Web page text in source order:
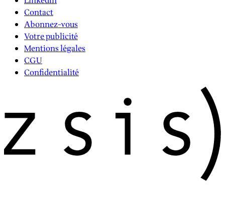
Contact
Abonnez-vous
Votre publicité
Mentions légales
CGU
Confidentialité